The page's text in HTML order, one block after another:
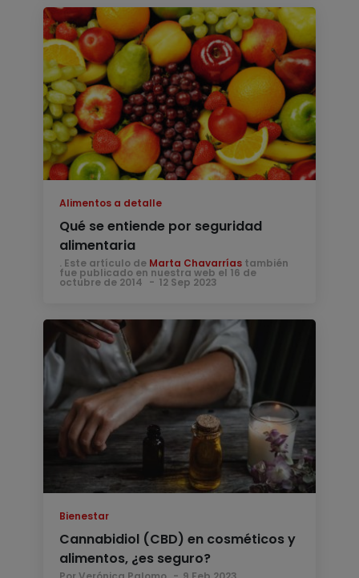
Alimentos a detalle
Qué se entiende por seguridad
alimentaria
. Este artículo de Marta Chavarrías también
fue publicado en nuestra web el 16 de
octubre de 2014 12 Sep 2023
Bienestar
Cannabidiol (CBD) en cosméticos y
alimentos, ¿es seguro?